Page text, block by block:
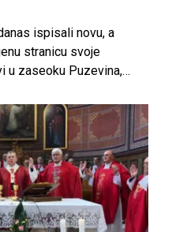
ispisali novu, a
stranicu svoje
u zaseoku Puzevina,…